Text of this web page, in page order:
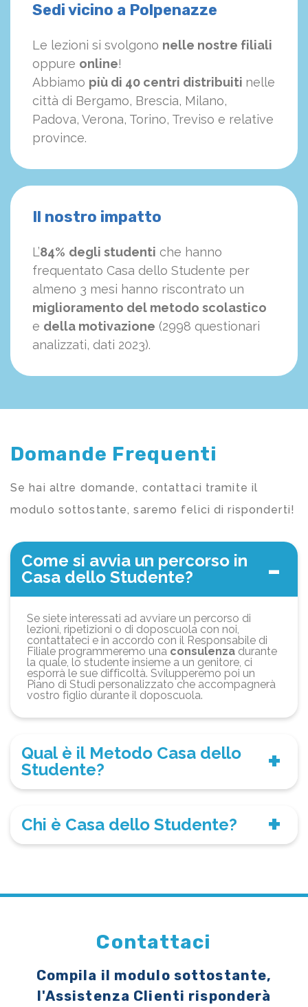
Sedi vicino a Polpenazze
Le lezioni si svolgono nelle nostre filiali
oppure online!
Abbiamo più di 40 centri distribuiti nelle
città di Bergamo, Brescia, Milano,
Padova, Verona, Torino, Treviso e relative
province.
Il nostro impatto
L’84% degli studenti che hanno
frequentato Casa dello Studente per
almeno 3 mesi hanno riscontrato un
miglioramento del metodo scolastico
e della motivazione (2998 questionari
analizzati, dati 2023).
Domande Frequenti
Se hai altre domande, contattaci tramite il
modulo sottostante, saremo felici di risponderti!
Come si avvia un percorso in
Casa dello Studente?
Se siete interessati ad avviare un percorso di
lezioni, ripetizioni o di doposcuola con noi,
contattateci e in accordo con il Responsabile di
Filiale programmeremo una consulenza durante
la quale, lo studente insieme a un genitore, ci
esporrà le sue difficoltà. Svilupperemo poi un
Piano di Studi personalizzato che accompagnerà
vostro figlio durante il doposcuola.
Qual è il Metodo Casa dello
Studente?
Chi è Casa dello Studente?
Contattaci
Compila il modulo sottostante,
l'Assistenza Clienti risponderà